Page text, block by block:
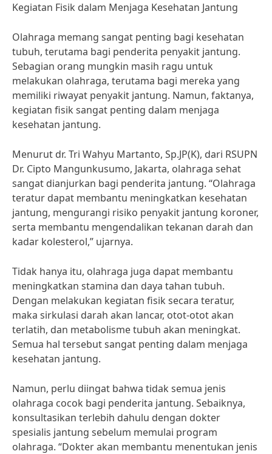
Kegiatan Fisik dalam Menjaga Kesehatan Jantung
Olahraga memang sangat penting bagi kesehatan
tubuh, terutama bagi penderita penyakit jantung.
Sebagian orang mungkin masih ragu untuk
melakukan olahraga, terutama bagi mereka yang
memiliki riwayat penyakit jantung. Namun, faktanya,
kegiatan fisik sangat penting dalam menjaga
kesehatan jantung.
Menurut dr. Tri Wahyu Martanto, Sp.JP(K), dari RSUPN
Dr. Cipto Mangunkusumo, Jakarta, olahraga sehat
sangat dianjurkan bagi penderita jantung. “Olahraga
teratur dapat membantu meningkatkan kesehatan
jantung, mengurangi risiko penyakit jantung koroner,
serta membantu mengendalikan tekanan darah dan
kadar kolesterol,” ujarnya.
Tidak hanya itu, olahraga juga dapat membantu
meningkatkan stamina dan daya tahan tubuh.
Dengan melakukan kegiatan fisik secara teratur,
maka sirkulasi darah akan lancar, otot-otot akan
terlatih, dan metabolisme tubuh akan meningkat.
Semua hal tersebut sangat penting dalam menjaga
kesehatan jantung.
Namun, perlu diingat bahwa tidak semua jenis
olahraga cocok bagi penderita jantung. Sebaiknya,
konsultasikan terlebih dahulu dengan dokter
spesialis jantung sebelum memulai program
olahraga. “Dokter akan membantu menentukan jenis